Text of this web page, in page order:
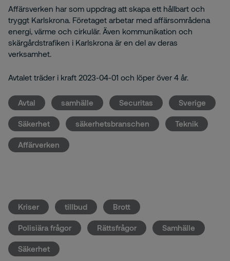
Affärsverken har som uppdrag att skapa ett hållbart och
tryggt Karlskrona. Företaget arbetar med affärsområdena
energi, värme och cirkulär. Även kommunikation och
skärgårdstrafiken i Karlskrona är en del av deras
verksamhet.
Avtalet träder i kraft 2023-04-01 och löper över 4 år.
Avtal samhälle Securitas Sverige
Säkerhet säkerhetsbranschen Teknik
Affärverken
Kriser tillbud Brott
Polisiära frågor Rättsfrågor Samhälle
Säkerhet